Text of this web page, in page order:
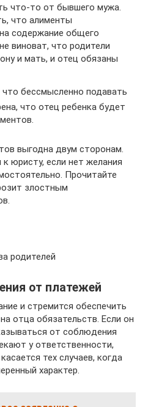
что-то от бывшего мужа.
что алименты
содержание общего
виноват, что родители
и мать, и отец обязаны
бессмысленно подавать
что отец ребенка будет
выгодна двум сторонам.
юристу, если нет желания
Прочитайте
злостным
родителей
от платежей
и стремится обеспечить
отца обязательств. Если он
от соблюдения
у ответственности,
тех случаев, когда
характер.